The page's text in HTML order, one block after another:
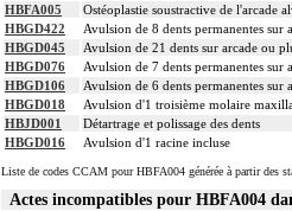
HBFA005
Ostéoplastie soustractive de l'arcade
HBGD422
Avulsion de 8 dents permanentes sur
HBGD045
Avulsion de 21 dents sur arcade ou
HBGD076
Avulsion de 7 dents permanentes sur
HBGD106
Avulsion de 6 dents permanentes sur
HBGD018
Avulsion d'1 troisième molaire
HBJD001
Détartrage et polissage des dents
HBGD016
Avulsion d'1 racine incluse
Liste de codes CCAM pour HBFA004 générée à partir des
Actes incompatibles pour HBFA004